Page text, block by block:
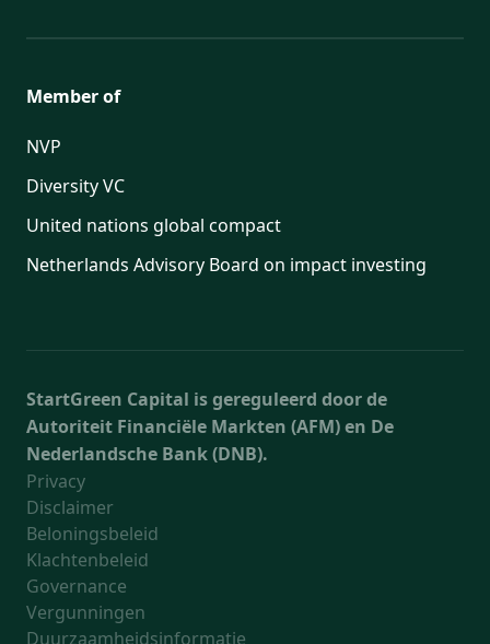
Member of
NVP
Diversity VC
United nations global compact
Netherlands Advisory Board on impact investing
StartGreen Capital is gereguleerd door de
Autoriteit Financiële Markten (AFM) en De
Nederlandsche Bank (DNB).
Privacy
Disclaimer
Beloningsbeleid
Klachtenbeleid
Governance
Vergunningen
Duurzaamheidsinformatie